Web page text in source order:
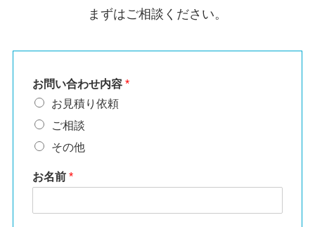
まずはご相談ください。
お問い合わせ内容 *
お見積り依頼
ご相談
その他
お名前 *